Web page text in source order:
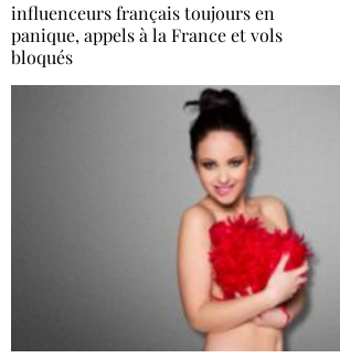
influenceurs français toujours en
panique, appels à la France et vols
bloqués